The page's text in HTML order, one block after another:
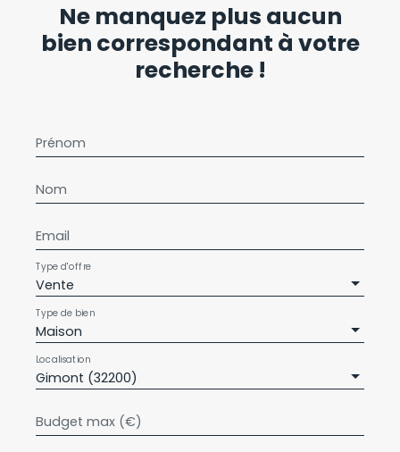
Ne manquez plus aucun
bien correspondant à votre
recherche !
Prénom
Nom
Email
Vente
Type d'offre
Maison
Type de bien
Gimont (32200)
Localisation
Budget max (€)